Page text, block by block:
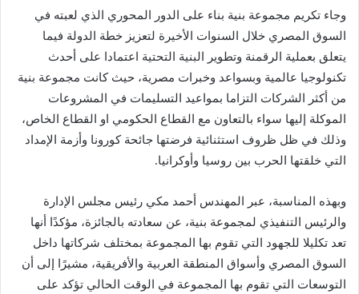
وجاء تكريم مجموعة بنية بناء على الدور المحوري الذي لعبته في
السوق المصري خلال السنوات الأخيرة لتعزيز خطة الدولة فيما
يتعلق بعملية الرقمنة وتطوير البنية التحتية اعتمادا على أحدث
تكنولوجيا عالمية وبسواعد وخبرات مصرية، حيث كانت مجموعة بنية
من أكثر الشركات التزاما بمواعيد التسليمات في المشروعات
الموكلة إليها سواء بالتعاون مع القطاع الحكومي او القطاع الخاص،
وذلك في ظل ظروف استثنائية فرضتها جائحة كورونا وأزمة الإمداد
التي خلقتها الحرب بين روسيا وأوكرانيا.
وبهذه المناسبة، عبر المهندس أحمد مكي رئيس مجلس الإدارة
والرئيس التنفيذي لمجموعة بنية، عن سعادته بالجائزة، مؤكدًا أنها
تعد تكليلا للجهود التي تقوم بها المجموعة بمختلف شركاتها داخل
السوق المصري وأسواق المنطقة العربية والأفريقية، مشيرًا إلى أن
التوسعات التي تقوم بها المجموعة في الوقت الحالي تؤكد على